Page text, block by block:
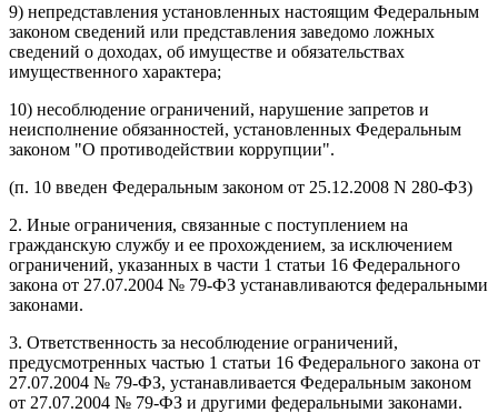
9) непредставления установленных настоящим Федеральным
законом сведений или представления заведомо ложных
сведений о доходах, об имуществе и обязательствах
имущественного характера;
10) несоблюдение ограничений, нарушение запретов и
неисполнение обязанностей, установленных Федеральным
законом "О противодействии коррупции".
(п. 10 введен Федеральным законом от 25.12.2008 N 280-ФЗ)
2. Иные ограничения, связанные с поступлением на
гражданскую службу и ее прохождением, за исключением
ограничений, указанных в части 1 статьи 16 Федерального
закона от 27.07.2004 № 79-ФЗ устанавливаются федеральными
законами.
3. Ответственность за несоблюдение ограничений,
предусмотренных частью 1 статьи 16 Федерального закона от
27.07.2004 № 79-ФЗ, устанавливается Федеральным законом
от 27.07.2004 № 79-ФЗ и другими федеральными законами.